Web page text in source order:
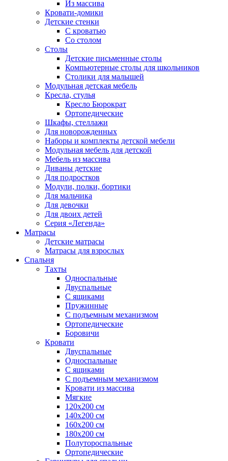
Из массива
Кровати-домики
Детские стенки
С кроватью
Со столом
Столы
Детские письменные столы
Компьютерные столы для школьников
Столики для малышей
Модульная детская мебель
Кресла, стулья
Кресло Бюрократ
Ортопедические
Шкафы, стеллажи
Для новорожденных
Наборы и комплекты детской мебели
Модульная мебель для детской
Мебель из массива
Диваны детские
Для подростков
Модули, полки, бортики
Для мальчика
Для девочки
Для двоих детей
Серия «Легенда»
Матрасы
Детские матрасы
Матрасы для взрослых
Спальня
Тахты
Односпальные
Двуспальные
С ящиками
Пружинные
С подъемным механизмом
Ортопедические
Боровичи
Кровати
Двуспальные
Односпальные
С ящиками
С подъемным механизмом
Кровати из массива
Мягкие
120х200 см
140х200 см
160х200 см
180х200 см
Полутороспальные
Ортопедические